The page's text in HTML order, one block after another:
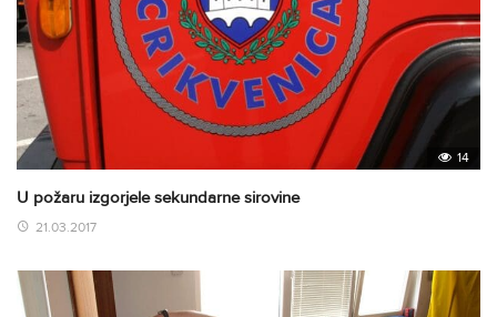
14
U požaru izgorjele sekundarne sirovine
21.03.2017